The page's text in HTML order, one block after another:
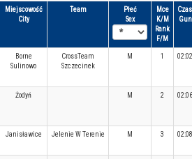
Miejscowość
City
Team
Płeć
Sex
Mce
K/M
Rank
F/M
Borne
Sulinowo
CrossTeam
Szczecinek
M 1
Żodyń M 2
Janisławice Jelenie W Terenie M 3